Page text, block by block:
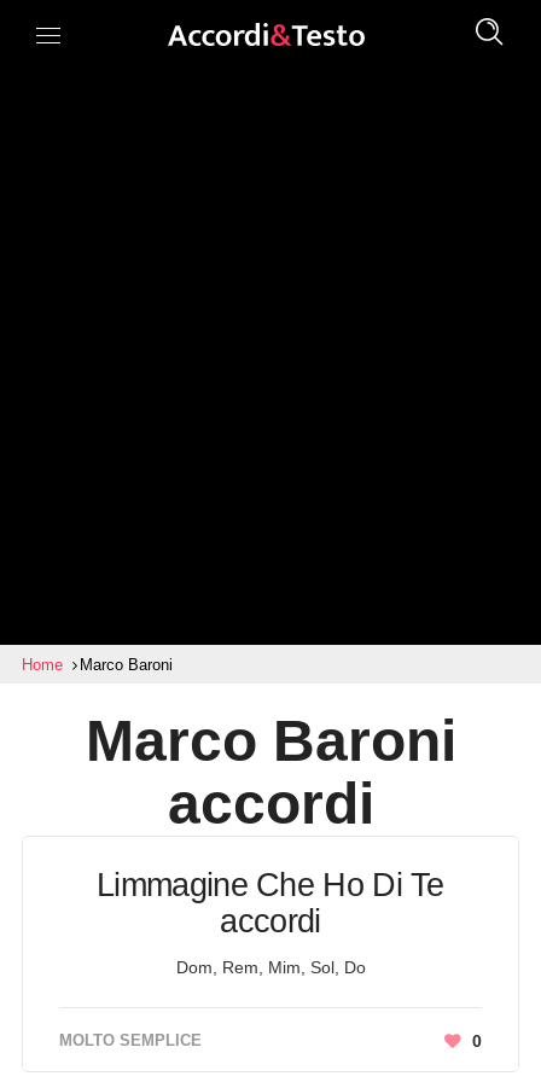
Home Marco Baroni
Marco Baroni
accordi
Limmagine Che Ho Di Te
accordi
Dom, Rem, Mim, Sol, Do
MOLTO SEMPLICE 0